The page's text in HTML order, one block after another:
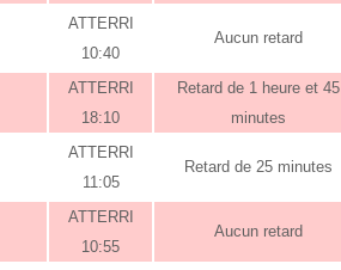
ATTERRI
10:40
Aucun retard
ATTERRI
18:10
Retard de 1 heure et 45
minutes
ATTERRI
11:05
Retard de 25 minutes
ATTERRI
10:55
Aucun retard